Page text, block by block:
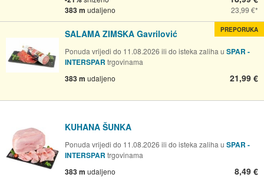
383 m udaljeno 23,99 €
SALAMA ZIMSKA Gavrilović
Ponuda vrijedi do 11.08.2026 ili do isteka zaliha u SPAR -
INTERSPAR trgovinama
383 m udaljeno 21,99 €
PREPORUKA
KUHANA ŠUNKA
Ponuda vrijedi do 11.08.2026 ili do isteka zaliha u SPAR -
INTERSPAR trgovinama
383 m udaljeno 8,49 €